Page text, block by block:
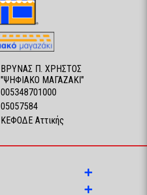
ΒΡΥΝΑΣ Π. ΧΡΗΣΤΟΣ
"ΨΗΦΙΑΚΟ ΜΑΓΑΖΑΚΙ"
005348701000
05057584
ΚΕΦΟΔΕ Αττικής